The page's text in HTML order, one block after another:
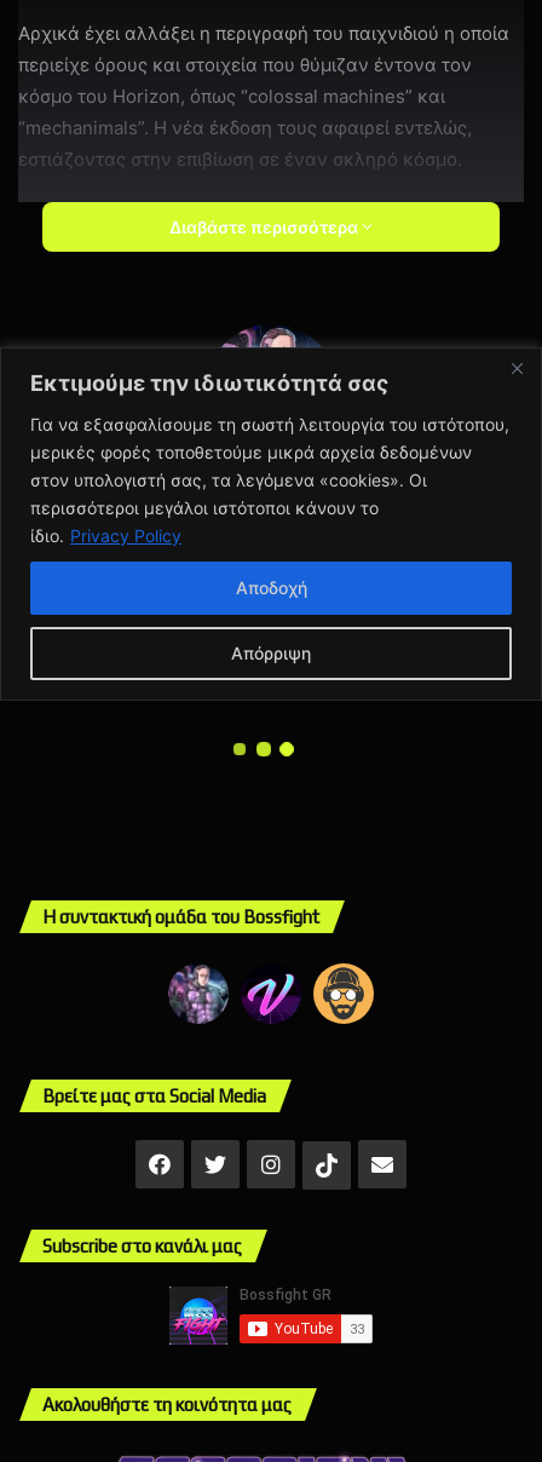
Η συντακτική ομάδα του Bossfight
Βρείτε μας στα Social Media
Facebook
X InstagramTikTokMail
Subscribe στο κανάλι μας
Ακολουθήστε τη κοινότητα μας